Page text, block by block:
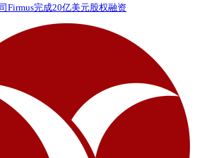
Firmus完成20亿美元股权融资